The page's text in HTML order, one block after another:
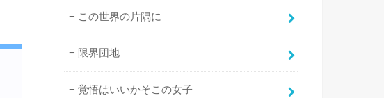
この世界の片隅に
限界団地
覚悟はいいかそこの女子